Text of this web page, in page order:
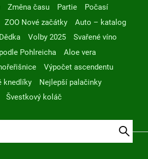
Změna času Partie
Počasí
ZOO Nové začátky
Auto – katalog
Volby 2025
Svařené víno
Pohlreicha
Aloe vera
Výpočet ascendentu
knedlíky
Nejlepší palačinky
Švestkový koláč